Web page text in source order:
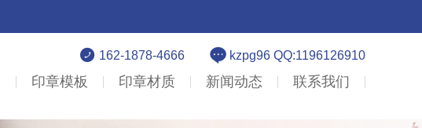
 162-1878-4666  kzpg96 QQ:1196126910
印章模板 印章材质 新闻动态 联系我们